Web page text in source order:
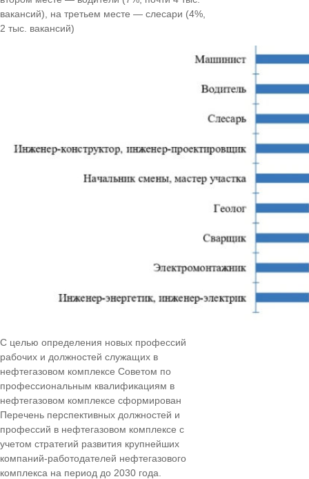
вакансий), на третьем месте — слесари (4%,
2 тыс. вакансий)
С целью определения новых профессий
рабочих и должностей служащих в
нефтегазовом комплексе Советом по
профессиональным квалификациям в
нефтегазовом комплексе сформирован
Перечень перспективных должностей и
профессий в нефтегазовом комплексе с
учетом стратегий развития крупнейших
компаний-работодателей нефтегазового
комплекса на период до 2030 года.